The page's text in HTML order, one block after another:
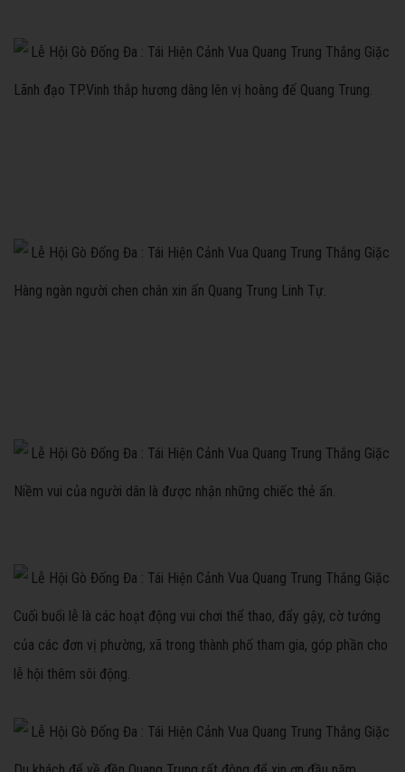
Lãnh đạo TP.Vinh thắp hương dâng lên vị hoàng đế Quang Trung.
Hàng ngàn người chen chân xin ấn Quang Trung Linh Tự.
Niềm vui của người dân là được nhận những chiếc thẻ ấn.
Cuối buổi lễ là các hoạt động vui chơi thể thao, đẩy gậy, cờ tướng
của các đơn vị phường, xã trong thành phố tham gia, góp phần cho
lễ hội thêm sôi động.